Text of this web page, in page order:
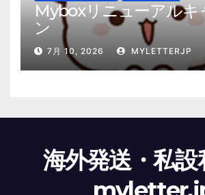
Myboxリニューアルキ
ン
7月 10, 2026 MYLETTERJP
海外発送・私設